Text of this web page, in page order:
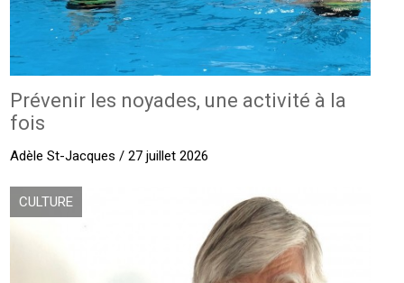
Prévenir les noyades, une activité à la
fois
Adèle St-Jacques / 27 juillet 2026
CULTURE